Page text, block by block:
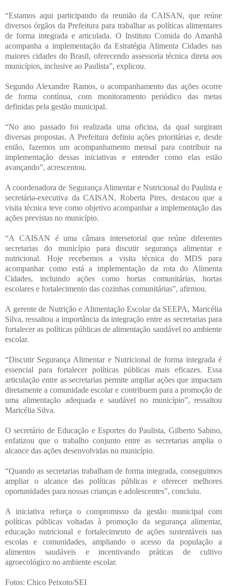
“Estamos aqui participando da reunião da CAISAN, que reúne
diversos órgãos da Prefeitura para trabalhar as políticas alimentares
de forma integrada e articulada. O Instituto Comida do Amanhã
acompanha a implementação da Estratégia Alimenta Cidades nas
maiores cidades do Brasil, oferecendo assessoria técnica direta aos
municípios, inclusive ao Paulista”, explicou.
Segundo Alexandre Ramos, o acompanhamento das ações ocorre
de forma contínua, com monitoramento periódico das metas
definidas pela gestão municipal.
“No ano passado foi realizada uma oficina, da qual surgiram
diversas propostas. A Prefeitura definiu ações prioritárias e, desde
então, fazemos um acompanhamento mensal para contribuir na
implementação dessas iniciativas e entender como elas estão
avançando”, acrescentou.
A coordenadora de Segurança Alimentar e Nutricional do Paulista e
secretária-executiva da CAISAN, Roberta Pires, destacou que a
visita técnica teve como objetivo acompanhar a implementação das
ações previstas no município.
“A CAISAN é uma câmara intersetorial que reúne diferentes
secretarias do município para discutir segurança alimentar e
nutricional. Hoje recebemos a visita técnica do MDS para
acompanhar como está a implementação da rota do Alimenta
Cidades, incluindo ações como hortas comunitárias, hortas
escolares e fortalecimento das cozinhas comunitárias”, afirmou.
A gerente de Nutrição e Alimentação Escolar da SEEPA, Maricélia
Silva, ressaltou a importância da integração entre as secretarias para
fortalecer as políticas públicas de alimentação saudável no ambiente
escolar.
“Discutir Segurança Alimentar e Nutricional de forma integrada é
essencial para fortalecer políticas públicas mais eficazes. Essa
articulação entre as secretarias permite ampliar ações que impactam
diretamente a comunidade escolar e contribuem para a promoção de
uma alimentação adequada e saudável no município”, ressaltou
Maricélia Silva.
O secretário de Educação e Esportes do Paulista, Gilberto Sabino,
enfatizou que o trabalho conjunto entre as secretarias amplia o
alcance das ações desenvolvidas no município.
“Quando as secretarias trabalham de forma integrada, conseguimos
ampliar o alcance das políticas públicas e oferecer melhores
oportunidades para nossas crianças e adolescentes”, concluiu.
A iniciativa reforça o compromisso da gestão municipal com
políticas públicas voltadas à promoção da segurança alimentar,
educação nutricional e fortalecimento de ações sustentáveis nas
escolas e comunidades, ampliando o acesso da população a
alimentos saudáveis e incentivando práticas de cultivo
agroecológico no ambiente escolar.
Fotos: Chico Peixoto/SEI